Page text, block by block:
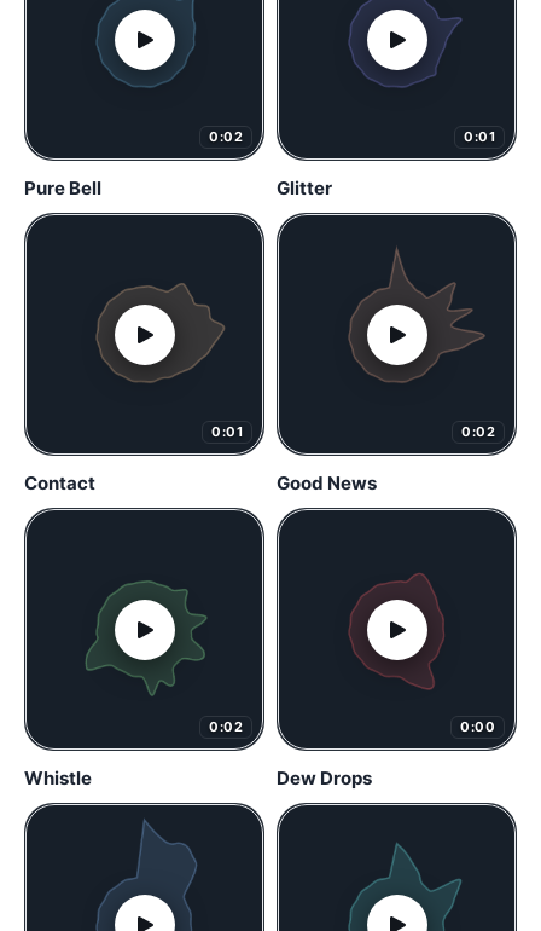
0:02
Pure Bell
0:01
Glitter
0:01
Contact
0:02
Good News
0:02
Whistle
0:00
Dew Drops